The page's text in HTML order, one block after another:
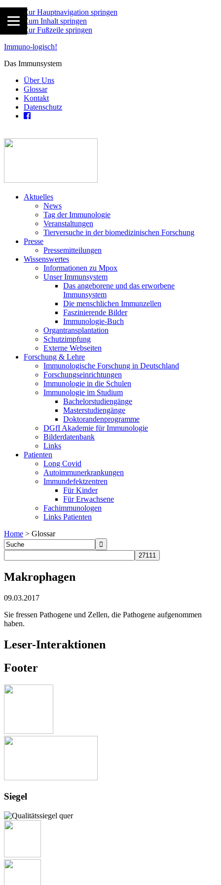
Zur Hauptnavigation springen
Zum Inhalt springen
Zur Fußzeile springen
Immuno-logisch!
Das Immunsystem
Über Uns
Glossar
Kontakt
Datenschutz
Aktuelles
News
Tag der Immunologie
Veranstaltungen
Tierversuche in der biomedizinischen Forschung
Presse
Pressemitteilungen
Wissenswertes
Informationen zu Mpox
Unser Immunsystem
Das angeborene und das erworbene
Immunsystem
Die menschlichen Immunzellen
Faszinierende Bilder
Immunologie-Buch
Organtransplantation
Schutzimpfung
Externe Webseiten
Forschung & Lehre
Immunologische Forschung in Deutschland
Forschungseinrichtungen
Immunologie in die Schulen
Immunologie im Studium
Bachelorstudiengänge
Masterstudiengänge
Doktorandenprogramme
DGfI Akademie für Immunologie
Bilderdatenbank
Links
Patienten
Long Covid
Autoimmunerkrankungen
Immundefektzentren
Für Kinder
Für Erwachsene
Fachimmunologen
Links Patienten
Home > Glossar
Makrophagen
09.03.2017
Sie fressen Pathogene und Zellen, die Pathogene aufgenommen
haben.
Leser-Interaktionen
Footer
Siegel